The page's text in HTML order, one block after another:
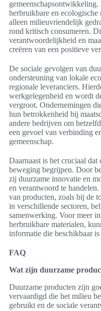
herbruikbare en
alleen milieuvriendelijk
rond kritisch consumeren.
verantwoordelijkheid en
creëren van een positieve
De sociale gevolgen van
ondersteuning van lokale
regionale leveranciers.
werkgelegenheid en wordt
vergroot. Ondernemingen
hun betrokkenheid bij
andere bedrijven om
een gevoel van verbinding
gemeenschap.
Daarnaast is het cruciaal
beweging begrijpen. Door
zij duurzame innovatie en
en verantwoord te
van producten, zoals bij de
in verschillende sectoren,
samenwerking. Voor meer
herbruikbare materialen,
informatie die beschikbaar
FAQ
Wat zijn duurzame
Duurzame producten zijn
vervaardigd die het milieu
gebruikt en de sociale